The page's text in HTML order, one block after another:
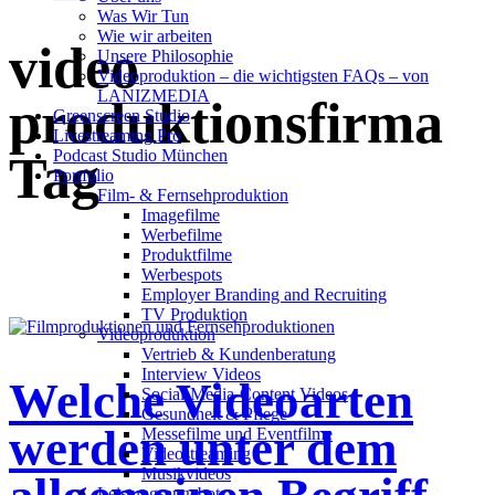
Was Wir Tun
Wie wir arbeiten
Unsere Philosophie
Videoproduktion – die wichtigsten FAQs – von
LANIZMEDIA
Greenscreen Studio
Livestreaming Pro
Podcast Studio München
Portfolio
Film- & Fernsehproduktion
Imagefilme
Werbefilme
Produktfilme
Werbespots
Employer Branding and Recruiting
TV Produktion
Videoproduktion
Vertrieb & Kundenberatung
Interview Videos
Social-Media-Content Videos
Gesundheit & Pflege
Mes­se­filme und Eventfilme
Video­strea­ming
Musikvideos
video
produktionsfirma
Tag
Welche Videoarten
werden unter dem